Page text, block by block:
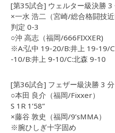
[第35試合] ウェルター級決勝 3
×一水 浩二（宮崎/総合格闘技近
判定 0-3
○沖 高志（福岡/666FIXXER)
※A:弘中 19-20/B:井上 19-19/
-10/B:井上 9-10/C:北森 9-10
[第36試合] フェザー級決勝 3
○本田 良介（福岡/Fixxer）
S 1R 1’58”
×藤谷 敦史（福岡/9’sMMA）
※腕ひしぎ十字固め